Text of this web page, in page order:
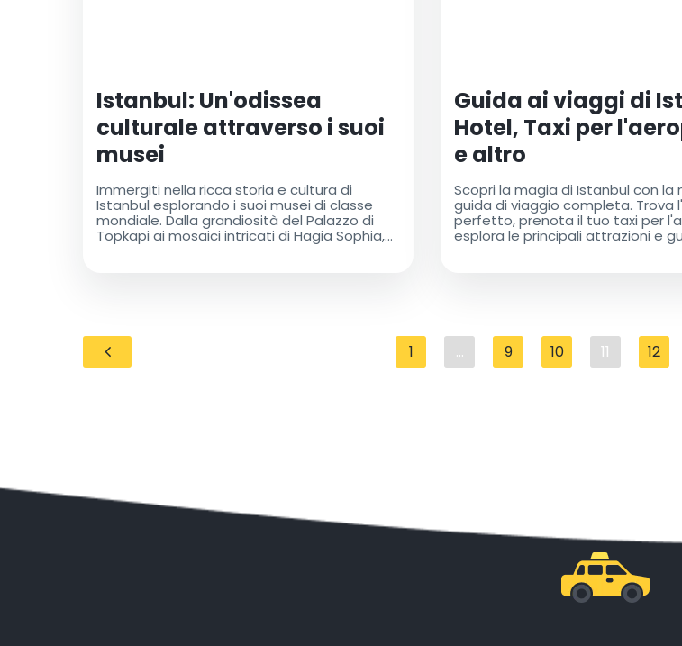
Istanbul: Un'odissea
culturale attraverso i suoi
musei
Immergiti nella ricca storia e cultura di
Istanbul esplorando i suoi musei di classe
mondiale. Dalla grandiosità del Palazzo di
Topkapi ai mosaici intricati di Hagia Sophia,
Guida ai viaggi di
Hotel, Taxi per
e altro
Scopri la magia di Istanbul con la
guida di viaggio completa. Trova
perfetto, prenota il tuo taxi per
esplora le principali attrazioni e
1 ... 9 10 11 12